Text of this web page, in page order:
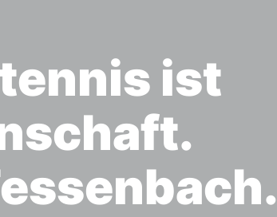
ist